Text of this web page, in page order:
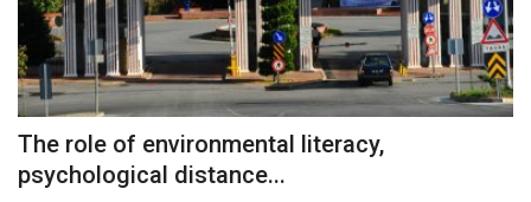
The role of environmental literacy,
psychological distance...